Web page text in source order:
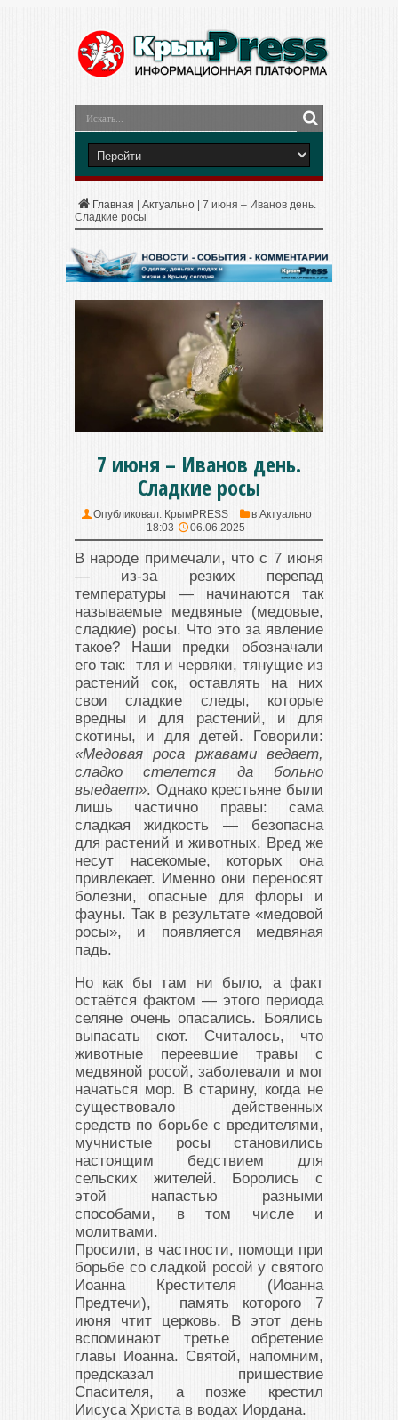
Главная Актуально
7 июня – Иванов день.
Сладкие росы
7 июня – Иванов день.
Сладкие росы
Опубликовал: КрымPRESS в Актуально
18:03
06.06.2025
В народе примечали, что с 7 июня
— из-за резких перепад
температуры — начинаются так
называемые медвяные (медовые,
сладкие) росы. Что это за явление
такое? Наши предки обозначали
его так: тля и червяки, тянущие из
растений сок, оставлять на них
свои сладкие следы, которые
вредны и для растений, и для
скотины, и для детей. Говорили:
«Медовая роса ржавами ведает,
сладко стелется да больно
выедает». Однако крестьяне были
лишь частично правы: сама
сладкая жидкость — безопасна
для растений и животных. Вред же
несут насекомые, которых она
привлекает. Именно они переносят
болезни, опасные для флоры и
фауны. Так в результате «медовой
росы», и появляется медвяная
падь.
Но как бы там ни было, а факт
остаётся фактом — этого периода
селяне очень опасались. Боялись
выпасать скот. Считалось, что
животные переевшие травы с
медвяной росой, заболевали и мог
начаться мор. В старину, когда не
существовало действенных
средств по борьбе с вредителями,
мучнистые росы становились
настоящим бедствием для
сельских жителей. Боролись с
этой напастью разными
способами, в том числе и
молитвами.
Просили, в частности, помощи при
борьбе со сладкой росой у святого
Иоанна Крестителя (Иоанна
Предтечи), память которого 7
июня чтит церковь. В этот день
вспоминают третье обретение
главы Иоанна. Святой, напомним,
предсказал пришествие
Спасителя, а позже крестил
Иисуса Христа в водах Иордана.